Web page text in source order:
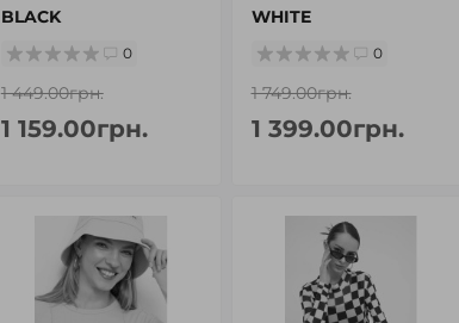
BLACK
0
1 449.00грн.
1 159.00грн.
WHITE
0
1 749.00грн.
1 399.00грн.